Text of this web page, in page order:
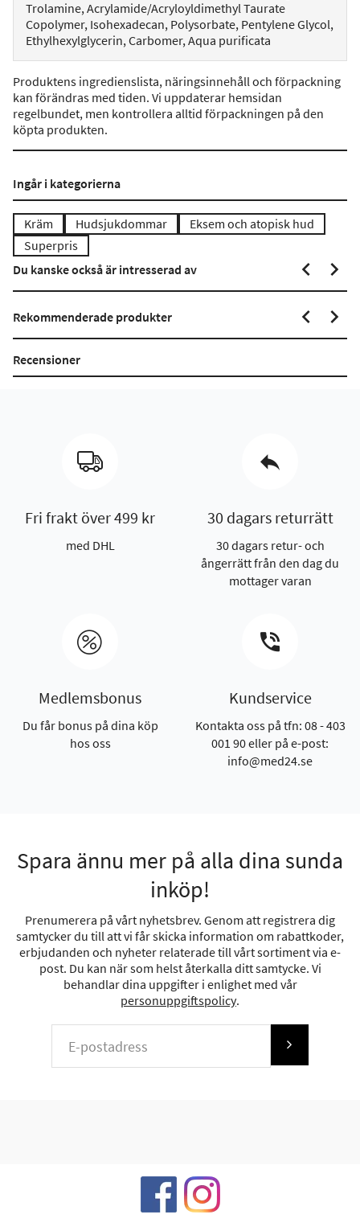
Trolamine, Acrylamide/Acryloyldimethyl Taurate
Copolymer, Isohexadecan, Polysorbate, Pentylene Glycol,
Ethylhexylglycerin, Carbomer, Aqua purificata
Produktens ingredienslista, näringsinnehåll och förpackning
kan förändras med tiden. Vi uppdaterar hemsidan
regelbundet, men kontrollera alltid förpackningen på den
köpta produkten.
Ingår i kategorierna
Kräm Hudsjukdommar
Eksem och atopisk hud
Superpris
Du kanske också är intresserad av
Rekommenderade produkter
Recensioner
Fri frakt över 499 kr
med DHL
30 dagars returrätt
30 dagars retur- och
ångerrätt från den dag du
mottager varan
Medlemsbonus
Du får bonus på dina köp
hos oss
Kundservice
Kontakta oss på tfn: 08 - 403
001 90 eller på e-post:
info@med24.se
Spara ännu mer på alla dina sunda
inköp!
Prenumerera på vårt nyhetsbrev. Genom att registrera dig
samtycker du till att vi får skicka information om rabattkoder,
erbjudanden och nyheter relaterade till vårt sortiment via e-
post. Du kan när som helst återkalla ditt samtycke. Vi
behandlar dina uppgifter i enlighet med vår
personuppgiftspolicy.